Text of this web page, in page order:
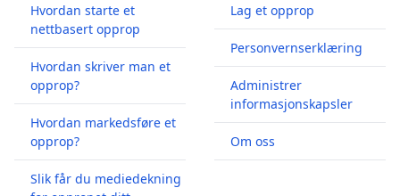
Hvordan starte et
nettbasert opprop
Hvordan skriver man et
opprop?
Hvordan markedsføre et
opprop?
Slik får du mediedekning
Lag et opprop
Personvernserklæring
Administrer
informasjonskapsler
Om oss